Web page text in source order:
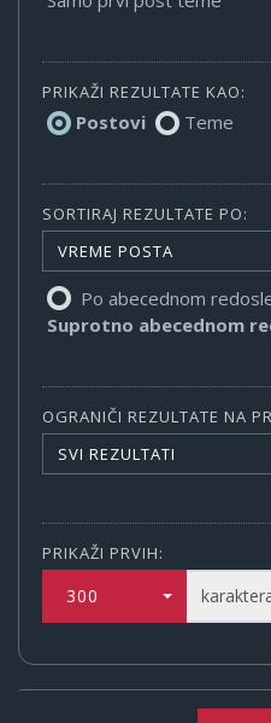
PRIKAŽI REZULTATE KAO:
Postovi Teme
SORTIRAJ REZULTATE PO:
VREME POSTA
Po abecednom
Suprotno abecednom
OGRANIČI REZULTATE NA
SVI REZULTATI
PRIKAŽI PRVIH:
300